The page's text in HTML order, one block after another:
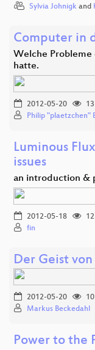
Sylvia Johnigk and
Computer in
Welche
hatte.
2012-05-20
13
Philip "plaetzchen"
Luminous
issues
an introduction &
2012-05-18
12
fin
Der Geist von
2012-05-20
10
Markus Beckedahl
Power to the